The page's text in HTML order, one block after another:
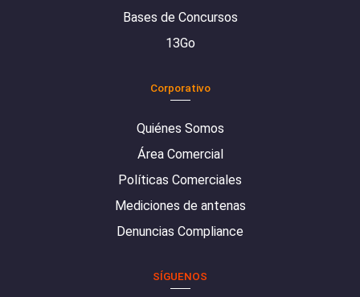
Bases de Concursos
13Go
Corporativo
Quiénes Somos
Área Comercial
Políticas Comerciales
Mediciones de antenas
Denuncias Compliance
SÍGUENOS